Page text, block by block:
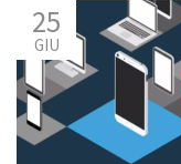
25
GIU